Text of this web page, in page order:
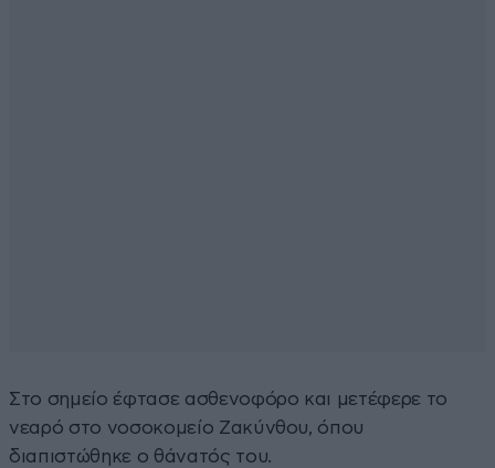
Στο σημείο έφτασε ασθενοφόρο και μετέφερε το
νεαρό στο νοσοκομείο Ζακύνθου, όπου
διαπιστώθηκε ο θάνατός του.